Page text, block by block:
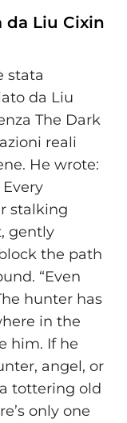
da Liu Cixin
stata
da Liu
The Dark
reali
He wrote:
stalking
gently
the path
“Even
hunter has
in the
him. If he
angel, or
tottering old
only one